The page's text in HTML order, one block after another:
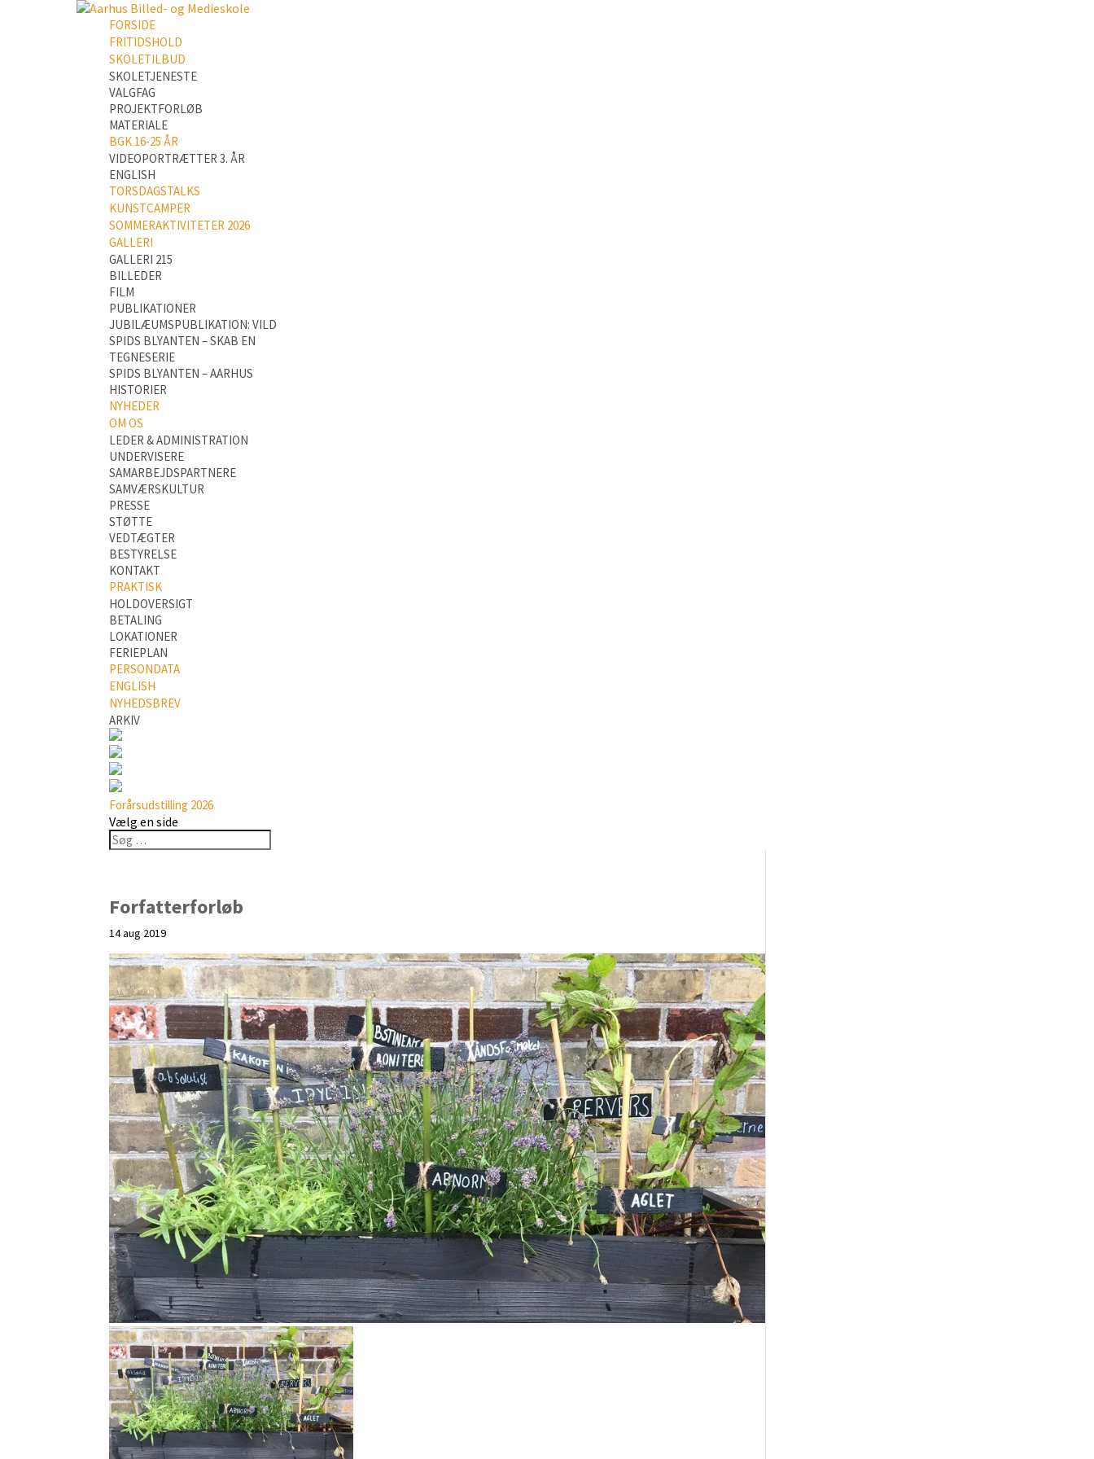
FORSIDE
FRITIDSHOLD
SKOLETILBUD
SKOLETJENESTE
VALGFAG
PROJEKTFORLØB
MATERIALE
BGK 16-25 ÅR
VIDEOPORTRÆTTER 3. ÅR
ENGLISH
TORSDAGSTALKS
KUNSTCAMPER
SOMMERAKTIVITETER 2026
GALLERI
GALLERI 215
BILLEDER
FILM
PUBLIKATIONER
JUBILÆUMSPUBLIKATION: VILD
SPIDS BLYANTEN – SKAB EN
TEGNESERIE
SPIDS BLYANTEN – AARHUS
HISTORIER
NYHEDER
OM OS
LEDER & ADMINISTRATION
UNDERVISERE
SAMARBEJDSPARTNERE
SAMVÆRSKULTUR
PRESSE
STØTTE
VEDTÆGTER
BESTYRELSE
KONTAKT
PRAKTISK
HOLDOVERSIGT
BETALING
LOKATIONER
FERIEPLAN
PERSONDATA
ENGLISH
NYHEDSBREV
ARKIV
Forårsudstilling 2026
Vælg en side
Forfatterforløb
14 aug 2019